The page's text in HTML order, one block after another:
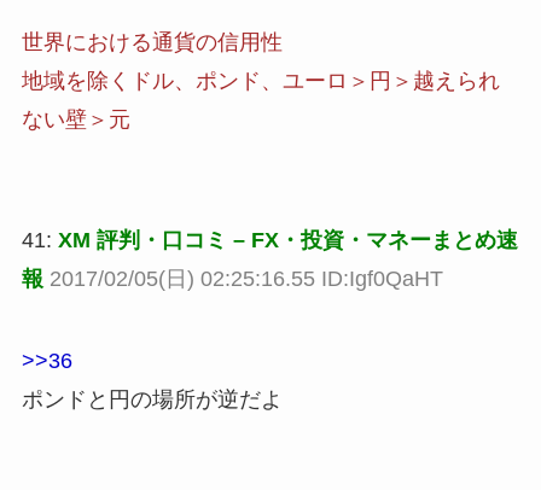
世界における通貨の信用性
地域を除くドル、ポンド、ユーロ＞円＞越えられ
ない壁＞元
41: XM 評判・口コミ – FX・投資・マネーまとめ速
報 2017/02/05(日) 02:25:16.55 ID:Igf0QaHT
>>36
ポンドと円の場所が逆だよ